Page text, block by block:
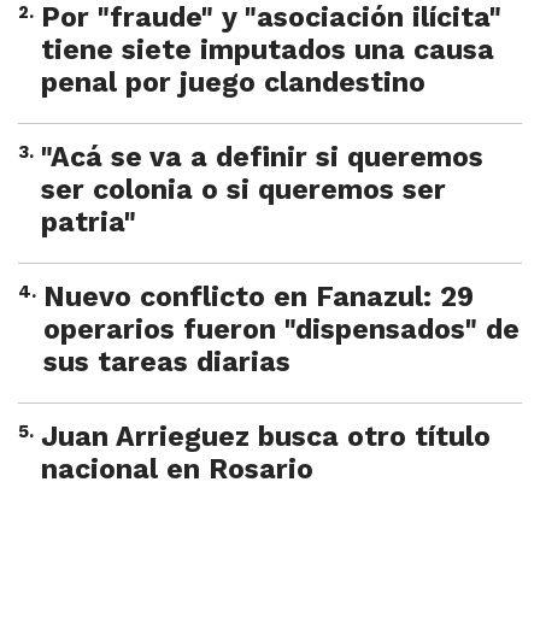
2. Por "fraude" y "asociación ilícita"
tiene siete imputados una causa
penal por juego clandestino
3. "Acá se va a definir si queremos
ser colonia o si queremos ser
patria"
4. Nuevo conflicto en Fanazul: 29
operarios fueron "dispensados" de
sus tareas diarias
5. Juan Arrieguez busca otro título
nacional en Rosario